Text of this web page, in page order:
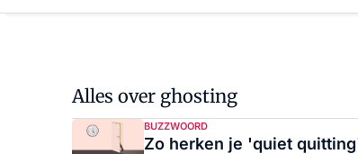
Alles over ghosting
BUZZWOORD
Zo herken je 'quiet